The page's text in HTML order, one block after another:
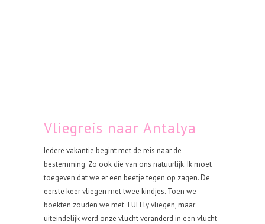
Vliegreis naar Antalya
Iedere vakantie begint met de reis naar de
bestemming. Zo ook die van ons natuurlijk. Ik moet
toegeven dat we er een beetje tegen op zagen. De
eerste keer vliegen met twee kindjes. Toen we
boekten zouden we met TUI Fly vliegen, maar
uiteindelijk werd onze vlucht veranderd in een vlucht